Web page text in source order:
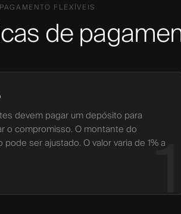
FLEXÍVEIS
de
1
devem pagar um depósito para
o compromisso. O montante do
ser ajustado. O valor varia de 1% a